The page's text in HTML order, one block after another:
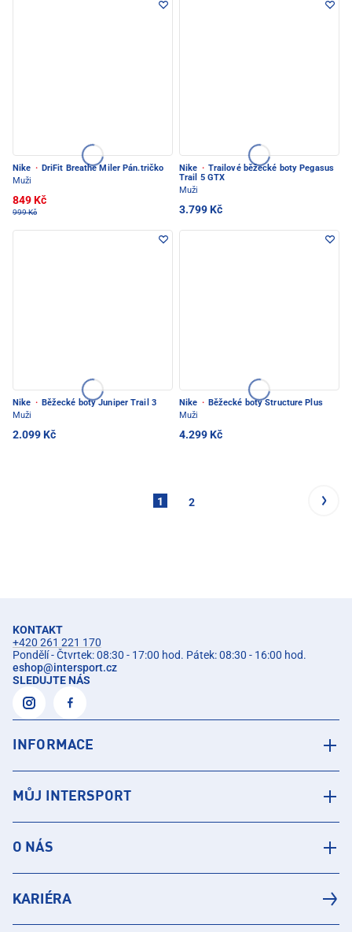
Nike · DriFit Breathe Miler Pán.tričko
Muži
849 Kč
999 Kč
Nike · Trailové běžecké boty Pegasus
Trail 5 GTX
Muži
3.799 Kč
Nike · Běžecké boty Juniper Trail 3
Muži
2.099 Kč
Nike · Běžecké boty Structure Plus
Muži
4.299 Kč
1 2
KONTAKT
+420 261 221 170
Pondělí - Čtvrtek: 08:30 - 17:00 hod. Pátek: 08:30 - 16:00 hod.
eshop@intersport.cz
SLEDUJTE NÁS
INFORMACE
MŮJ INTERSPORT
O NÁS
KARIÉRA